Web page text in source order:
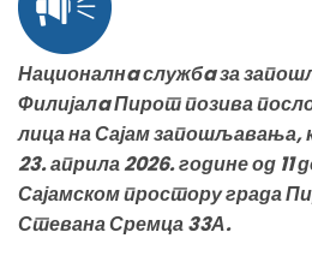
Националнa службa за
Филијалa Пирот позива
лица на Сајам запошљавања,
23. априла 2026. године од 11
Сајамском простору града
Стевана Сремца 33А.